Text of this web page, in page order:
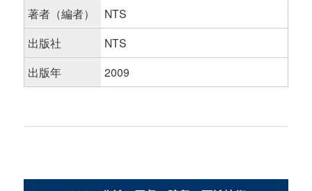
ビ
ゲ
ー
シ
著者（編者）
NTS
出版社
NTS
出版年
2009